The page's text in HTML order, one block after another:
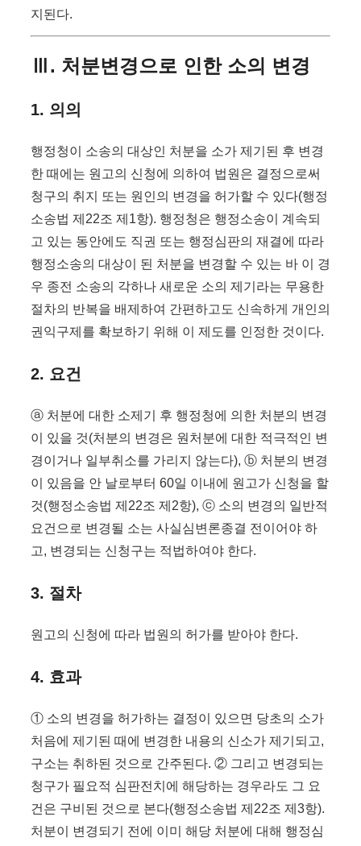
지된다.
Ⅲ. 처분변경으로 인한 소의 변경
1. 의의
행정청이 소송의 대상인 처분을 소가 제기된 후 변경
한 때에는 원고의 신청에 의하여 법원은 결정으로써
청구의 취지 또는 원인의 변경을 허가할 수 있다(행정
소송법 제22조 제1항). 행정청은 행정소송이 계속되
고 있는 동안에도 직권 또는 행정심판의 재결에 따라
행정소송의 대상이 된 처분을 변경할 수 있는 바 이 경
우 종전 소송의 각하나 새로운 소의 제기라는 무용한
절차의 반복을 배제하여 간편하고도 신속하게 개인의
권익구제를 확보하기 위해 이 제도를 인정한 것이다.
2. 요건
ⓐ 처분에 대한 소제기 후 행정청에 의한 처분의 변경
이 있을 것(처분의 변경은 원처분에 대한 적극적인 변
경이거나 일부취소를 가리지 않는다), ⓑ 처분의 변경
이 있음을 안 날로부터 60일 이내에 원고가 신청을 할
것(행정소송법 제22조 제2항), ⓒ 소의 변경의 일반적
요건으로 변경될 소는 사실심변론종결 전이어야 하
고, 변경되는 신청구는 적법하여야 한다.
3. 절차
원고의 신청에 따라 법원의 허가를 받아야 한다.
4. 효과
① 소의 변경을 허가하는 결정이 있으면 당초의 소가
처음에 제기된 때에 변경한 내용의 신소가 제기되고,
구소는 취하된 것으로 간주된다. ② 그리고 변경되는
청구가 필요적 심판전치에 해당하는 경우라도 그 요
건은 구비된 것으로 본다(행정소송법 제22조 제3항).
처분이 변경되기 전에 이미 해당 처분에 대해 행정심